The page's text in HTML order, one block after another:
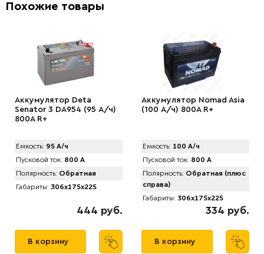
Похожие товары
Аккумулятор Deta
Senator 3 DA954 (95 А/ч)
800A R+
Емкость: 95 А/ч
Пусковой ток: 800 А
Полярность: Обратная
Габариты: 306x175x225
444 руб.
В корзину
Аккумулятор Nomad Asia
(100 А/ч) 800A R+
Емкость: 100 А/ч
Пусковой ток: 800 А
Полярность: Обратная (плюс
справа)
Габариты: 306x175x225
334 руб.
В корзину